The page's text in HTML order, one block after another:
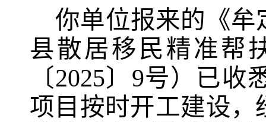
你单位报来的 《牟
县散居移民精准帮
〔2025〕 9号） 已收
项目 按时开工建设，